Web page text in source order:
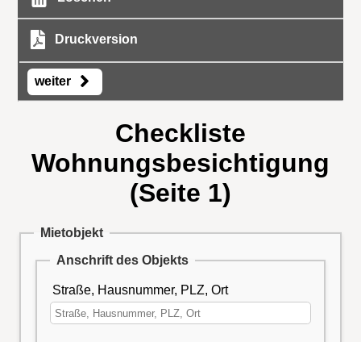
Druckversion
weiter
Checkliste
Wohnungsbesichtigung
(Seite 1)
Mietobjekt
Anschrift des Objekts
Straße, Hausnummer, PLZ, Ort